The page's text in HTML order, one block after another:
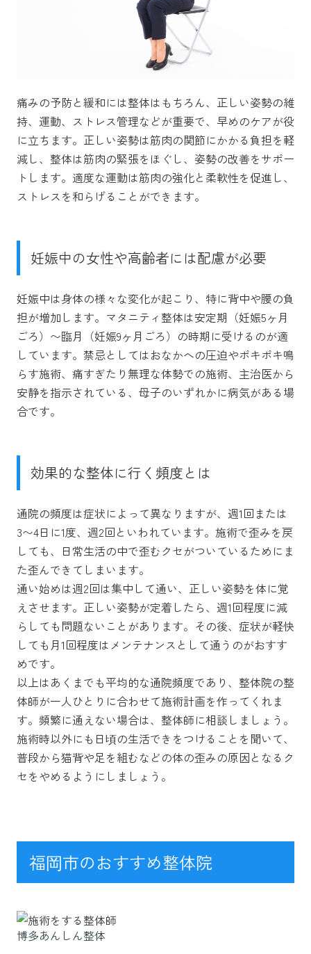
痛みの予防と緩和には整体はもちろん、正しい姿勢の維
持、運動、ストレス管理などが重要で、早めのケアが役
に立ちます。正しい姿勢は筋肉の関節にかかる負担を軽
減し、整体は筋肉の緊張をほぐし、姿勢の改善をサポー
トします。適度な運動は筋肉の強化と柔軟性を促進し、
ストレスを和らげることができます。
妊娠中の女性や高齢者には配慮が必要
妊娠中は身体の様々な変化が起こり、特に背中や腰の負
担が増加します。マタニティ整体は安定期（妊娠5ヶ月
ごろ）〜臨月（妊娠9ヶ月ごろ）の時期に受けるのが適
しています。禁忌としてはおなかへの圧迫やポキポキ鳴
らす施術、痛すぎたり無理な体勢での施術、主治医から
安静を指示されている、母子のいずれかに病気がある場
合です。
効果的な整体に行く頻度とは
通院の頻度は症状によって異なりますが、週1回または
3〜4日に1度、週2回といわれています。施術で歪みを戻
しても、日常生活の中で歪むクセがついているためにま
た歪んできてしまいます。
通い始めは週2回は集中して通い、正しい姿勢を体に覚
えさせます。正しい姿勢が定着したら、週1回程度に減
らしても問題ないことがあります。その後、症状が軽快
しても月1回程度はメンテナンスとして通うのがおすす
めです。
以上はあくまでも平均的な通院頻度であり、整体院の整
体師が一人ひとりに合わせて施術計画を作ってくれま
す。頻繁に通えない場合は、整体師に相談しましょう。
施術時以外にも日頃の生活できをつけることを聞いて、
普段から猫背や足を組むなどの体の歪みの原因となるク
セをやめるようにしましょう。
福岡市のおすすめ整体院
博多あんしん整体